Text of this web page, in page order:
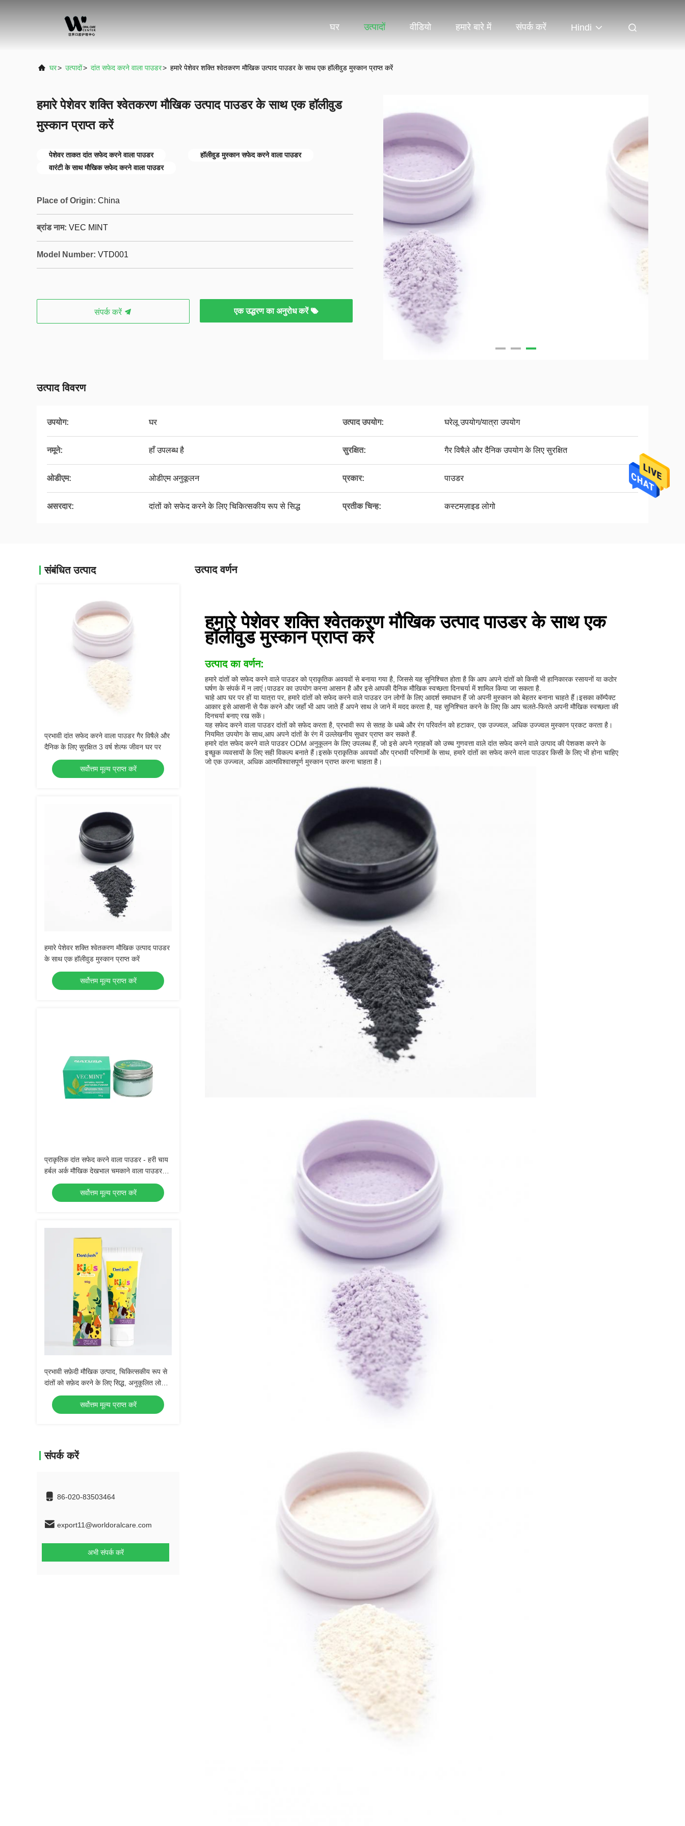
घर उत्पादों वीडियो हमारे बारे में संपर्क करें Hindi
घर> उत्पादों> दांत सफेद करने वाला पाउडर> हमारे पेशेवर शक्ति श्वेतकरण मौखिक उत्पाद पाउडर के साथ एक हॉलीवुड मुस्कान प्राप्त करें
हमारे पेशेवर शक्ति श्वेतकरण मौखिक उत्पाद पाउडर के साथ एक हॉलीवुड
मुस्कान प्राप्त करें
पेशेवर ताकत दांत सफेद करने वाला पाउडर
हॉलीवुड मुस्कान सफेद करने वाला पाउडर
वारंटी के साथ मौखिक सफेद करने वाला पाउडर
Place of Origin: China
ब्रांड नाम: VEC MINT
Model Number: VTD001
संपर्क करें एक उद्धरण का अनुरोध करें
उत्पाद विवरण
उपयोग: घर उत्पाद उपयोग: घरेलू उपयोग/यात्रा उपयोग
नमूने: हाँ उपलब्ध है सुरक्षित: गैर विषैले और दैनिक उपयोग के लिए सुरक्षित
ओडीएम: ओडीएम अनुकूलन प्रकार: पाउडर
असरदार: दांतों को सफेद करने के लिए चिकित्सकीय रूप से सिद्ध प्रतीक चिन्ह: कस्टमज़ाइड लोगो
संबंधित उत्पाद
प्रभावी दांत सफेद करने वाला पाउडर गैर विषैले और
दैनिक के लिए सुरक्षित 3 वर्ष शेल्फ जीवन घर पर
सर्वोत्तम मूल्य प्राप्त करें
हमारे पेशेवर शक्ति श्वेतकरण मौखिक उत्पाद पाउडर
के साथ एक हॉलीवुड मुस्कान प्राप्त करें
सर्वोत्तम मूल्य प्राप्त करें
प्राकृतिक दांत सफेद करने वाला पाउडर - हरी चाय
हर्बल अर्क मौखिक देखभाल चमकाने वाला पाउडर
(30 ग्राम)
सर्वोत्तम मूल्य प्राप्त करें
प्रभावी सफ़ेदी मौखिक उत्पाद, चिकित्सकीय रूप से
दांतों को सफ़ेद करने के लिए सिद्ध, अनुकूलित लोगो
के साथ
सर्वोत्तम मूल्य प्राप्त करें
संपर्क करें
86-020-83503464
export11@worldoralcare.com
अभी संपर्क करें
उत्पाद वर्णन
हमारे पेशेवर शक्ति श्वेतकरण मौखिक उत्पाद पाउडर के साथ एक
हॉलीवुड मुस्कान प्राप्त करें
उत्पाद का वर्णन:
हमारे दांतों को सफेद करने वाले पाउडर को प्राकृतिक अवयवों से बनाया गया है, जिससे यह सुनिश्चित होता है कि आप अपने दांतों को किसी भी हानिकारक रसायनों या कठोर
घर्षण के संपर्क में न लाएं।पाउडर का उपयोग करना आसान है और इसे आपकी दैनिक मौखिक स्वच्छता दिनचर्या में शामिल किया जा सकता है.
चाहे आप घर पर हों या यात्रा पर, हमारे दांतों को सफेद करने वाले पाउडर उन लोगों के लिए आदर्श समाधान हैं जो अपनी मुस्कान को बेहतर बनाना चाहते हैं।इसका कॉम्पैक्ट
आकार इसे आसानी से पैक करने और जहाँ भी आप जाते हैं अपने साथ ले जाने में मदद करता है, यह सुनिश्चित करने के लिए कि आप चलते-फिरते अपनी मौखिक स्वच्छता की
दिनचर्या बनाए रख सकें।
यह सफेद करने वाला पाउडर दांतों को सफेद करता है, प्रभावी रूप से सतह के धब्बे और रंग परिवर्तन को हटाकर, एक उज्ज्वल, अधिक उज्ज्वल मुस्कान प्रकट करता है।
नियमित उपयोग के साथ,आप अपने दांतों के रंग में उल्लेखनीय सुधार प्राप्त कर सकते हैं.
हमारे दांत सफेद करने वाले पाउडर ODM अनुकूलन के लिए उपलब्ध हैं, जो इसे अपने ग्राहकों को उच्च गुणवत्ता वाले दांत सफेद करने वाले उत्पाद की पेशकश करने के
इच्छुक व्यवसायों के लिए सही विकल्प बनाते हैं।इसके प्राकृतिक अवयवों और प्रभावी परिणामों के साथ, हमारे दांतों का सफेद करने वाला पाउडर किसी के लिए भी होना चाहिए
जो एक उज्ज्वल, अधिक आत्मविश्वासपूर्ण मुस्कान प्राप्त करना चाहता है।